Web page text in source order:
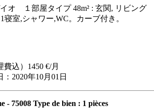
オ １部屋タイプ 48m² : 玄関, リビング
寝室,シャワー,WC。カーブ付き。
込）1450 €/月
2020年10月01日
- 75008 Type de bien : 1 pièces